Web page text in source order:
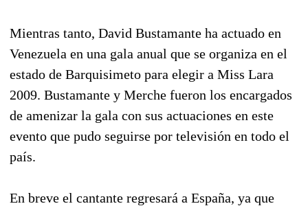
Mientras tanto, David Bustamante ha actuado en
Venezuela en una gala anual que se organiza en el
estado de Barquisimeto para elegir a Miss Lara
2009. Bustamante y Merche fueron los encargados
de amenizar la gala con sus actuaciones en este
evento que pudo seguirse por televisión en todo el
país.
En breve el cantante regresará a España, ya que